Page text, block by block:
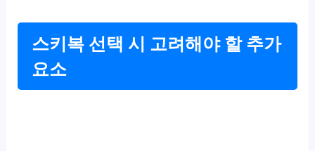
스키복 선택 시 고려해야 할 추가
요소